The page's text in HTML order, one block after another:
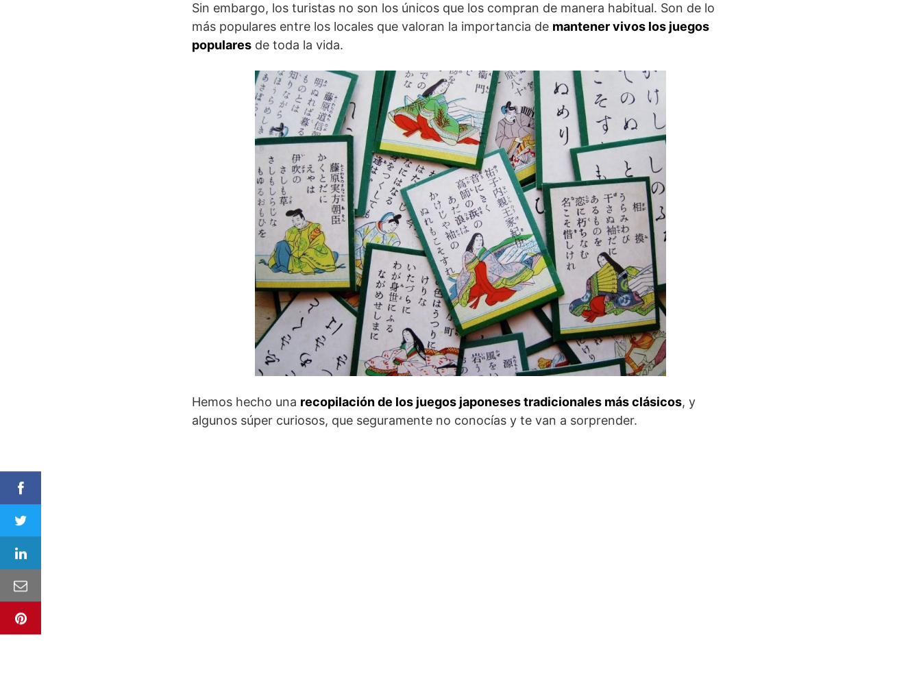
Sin embargo, los turistas no son los únicos que los compran de manera habitual. Son de lo
más populares entre los locales que valoran la importancia de mantener vivos los juegos
populares de toda la vida.
Hemos hecho una recopilación de los juegos japoneses tradicionales más clásicos, y
algunos súper curiosos, que seguramente no conocías y te van a sorprender.